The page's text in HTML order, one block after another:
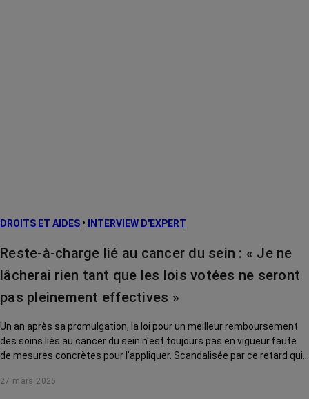
DROITS ET AIDES • INTERVIEW D'EXPERT
Reste-à-charge lié au cancer du sein : « Je ne
lâcherai rien tant que les lois votées ne seront
pas pleinement effectives »
Un an après sa promulgation, la loi pour un meilleur remboursement
des soins liés au cancer du sein n'est toujours pas en vigueur faute
de mesures concrètes pour l'appliquer. Scandalisée par ce retard qui
les ministres face à leurs responsabilités. Interview.
27 mars 2026